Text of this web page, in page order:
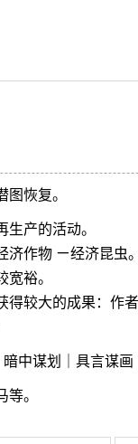
恢复。
产的活动。
济作物 ㄧ经济昆虫
裕。
较大的成果：作
暗中谋划｜具言谋
。